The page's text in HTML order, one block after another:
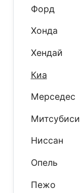
Форд
Хонда
Хендай
Киа
Мерседес
Митсубиси
Ниссан
Опель
Пежо